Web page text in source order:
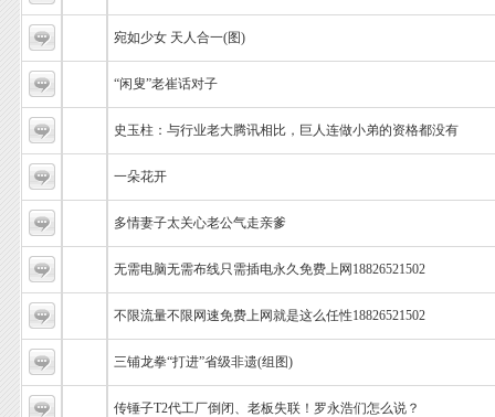
宛如少女 天人合一(图)
“闲叟”老崔话对子
史玉柱：与行业老大腾讯相比，巨人连做小弟的资格都没有
一朵花开
多情妻子太关心老公气走亲爹
无需电脑无需布线只需插电永久免费上网18826521502
不限流量不限网速免费上网就是这么任性18826521502
三铺龙拳“打进”省级非遗(组图)
传锤子T2代工厂倒闭、老板失联！罗永浩们怎么说？